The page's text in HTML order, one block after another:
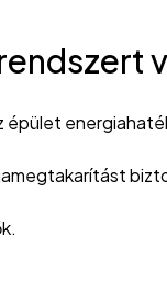
épület